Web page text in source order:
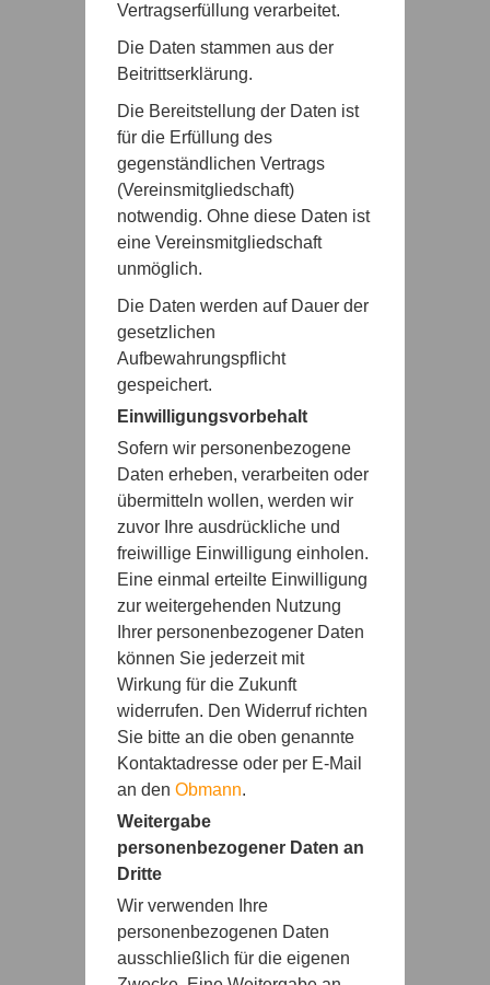
Vertragserfüllung verarbeitet.
Die Daten stammen aus der
Beitrittserklärung.
Die Bereitstellung der Daten ist
für die Erfüllung des
gegenständlichen Vertrags
(Vereinsmitgliedschaft)
notwendig. Ohne diese Daten ist
eine Vereinsmitgliedschaft
unmöglich.
Die Daten werden auf Dauer der
gesetzlichen
Aufbewahrungspflicht
gespeichert.
Einwilligungsvorbehalt
Sofern wir personenbezogene
Daten erheben, verarbeiten oder
übermitteln wollen, werden wir
zuvor Ihre ausdrückliche und
freiwillige Einwilligung einholen.
Eine einmal erteilte Einwilligung
zur weitergehenden Nutzung
Ihrer personenbezogener Daten
können Sie jederzeit mit
Wirkung für die Zukunft
widerrufen. Den Widerruf richten
Sie bitte an die oben genannte
Kontaktadresse oder per E-Mail
an denObmann.
Weitergabe
personenbezogener Daten an
Dritte
Wir verwenden Ihre
personenbezogenen Daten
ausschließlich für die eigenen